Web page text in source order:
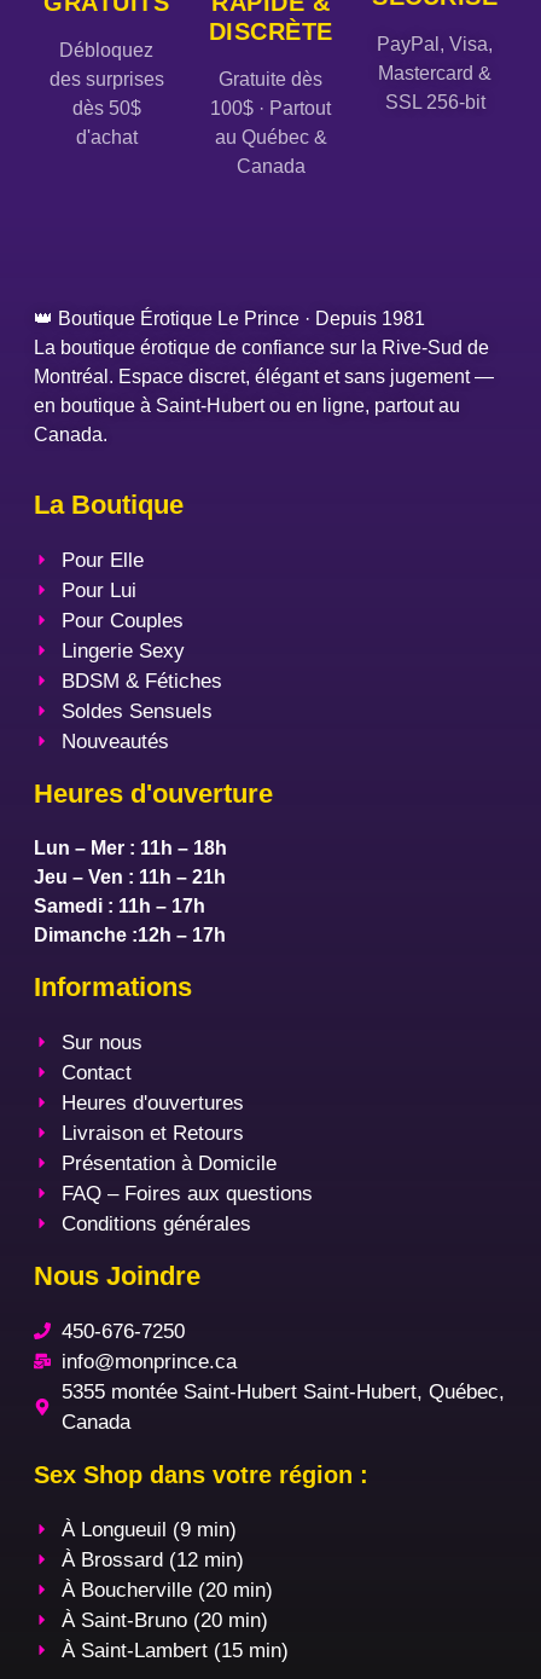
Débloquez
des surprises
dès 50$
d'achat
DISCRÈTE
Gratuite dès
100$ · Partout
au Québec &
Canada
PayPal, Visa,
Mastercard &
SSL 256-bit
👑 Boutique Érotique Le Prince · Depuis 1981
La boutique érotique de confiance sur la Rive-Sud de
Montréal. Espace discret, élégant et sans jugement —
en boutique à Saint-Hubert ou en ligne, partout au
Canada.
La Boutique
Pour Elle
Pour Lui
Pour Couples
Lingerie Sexy
BDSM & Fétiches
Soldes Sensuels
Nouveautés
Heures d'ouverture
Lun – Mer : 11h – 18h
Jeu – Ven : 11h – 21h
Samedi : 11h – 17h
Dimanche :12h – 17h
Informations
Sur nous
Contact
Heures d'ouvertures
Livraison et Retours
Présentation à Domicile
FAQ – Foires aux questions
Conditions générales
Nous Joindre
450-676-7250
info@monprince.ca
5355 montée Saint-Hubert Saint-Hubert, Québec,
Canada
Sex Shop dans votre région :
À Longueuil (9 min)
À Brossard (12 min)
À Boucherville (20 min)
À Saint-Bruno (20 min)
À Saint-Lambert (15 min)